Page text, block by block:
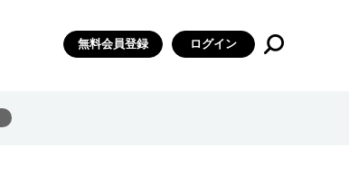
無料会員登録 ログイン